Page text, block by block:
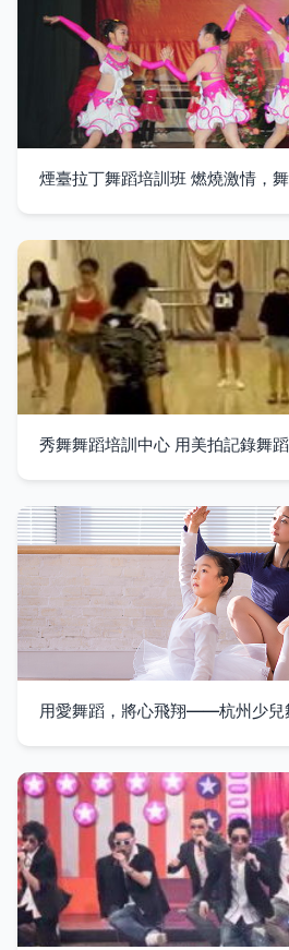
煙臺拉丁舞蹈培訓班 燃燒激情，
秀舞舞蹈培訓中心 用美拍記錄舞
用愛舞蹈，將心飛翔——杭州少兒